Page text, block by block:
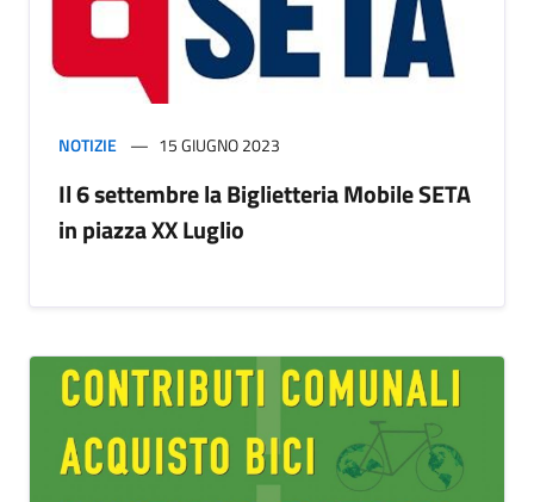
NOTIZIE 15 GIUGNO 2023
Il 6 settembre la Biglietteria Mobile SETA
in piazza XX Luglio